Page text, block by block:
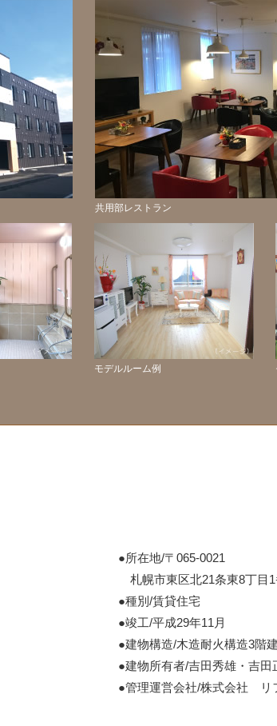
共用部レストラン
モデルルーム例
●所在地/〒065-0021
札幌市東区北21条東8丁目
●種別/賃貸住宅
●竣工/平成29年11月
●建物構造/木造耐火構造3階
●建物所有者/吉田秀雄・吉田
●管理運営会社/株式会社 リ